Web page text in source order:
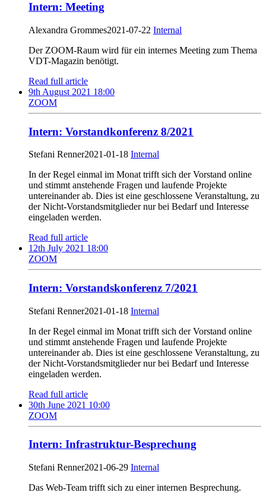
Intern: Meeting
Alexandra Grommes2021-07-22 Internal
Der ZOOM-Raum wird für ein internes Meeting zum Thema
VDT-Magazin benötigt.
Read full article
9th August 2021 18:00
ZOOM
Intern: Vorstandkonferenz 8/2021
Stefani Renner2021-01-18 Internal
In der Regel einmal im Monat trifft sich der Vorstand online
und stimmt anstehende Fragen und laufende Projekte
untereinander ab. Dies ist eine geschlossene Veranstaltung, zu
der Nicht-Vorstandsmitglieder nur bei Bedarf und Interesse
eingeladen werden.
Read full article
12th July 2021 18:00
ZOOM
Intern: Vorstandskonferenz 7/2021
Stefani Renner2021-01-18 Internal
In der Regel einmal im Monat trifft sich der Vorstand online
und stimmt anstehende Fragen und laufende Projekte
untereinander ab. Dies ist eine geschlossene Veranstaltung, zu
der Nicht-Vorstandsmitglieder nur bei Bedarf und Interesse
eingeladen werden.
Read full article
30th June 2021 10:00
ZOOM
Intern: Infrastruktur-Besprechung
Stefani Renner2021-06-29 Internal
Das Web-Team trifft sich zu einer internen Besprechung.